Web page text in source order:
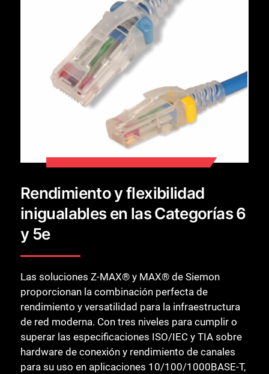
Rendimiento y flexibilidad
inigualables en las Categorías 6
y 5e
Las soluciones Z-MAX® y MAX® de Siemon
proporcionan la combinación perfecta de
rendimiento y versatilidad para la infraestructura
de red moderna. Con tres niveles para cumplir o
superar las especificaciones ISO/IEC y TIA sobre
hardware de conexión y rendimiento de canales
para su uso en aplicaciones 10/100/1000BASE-T,